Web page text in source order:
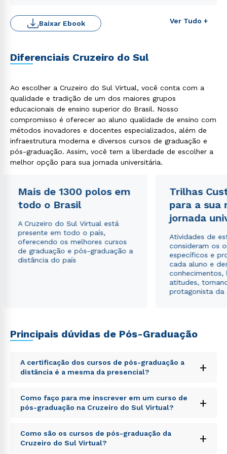
Ver Tudo +
Baixar Ebook
Diferenciais Cruzeiro do Sul
Ao escolher a Cruzeiro do Sul Virtual, você conta com a
qualidade e tradição de um dos maiores grupos
educacionais de ensino superior do Brasil. Nosso
compromisso é oferecer ao aluno qualidade de ensino com
métodos inovadores e docentes especializados, além de
infraestrutura moderna e diversos cursos de graduação e
pós-graduação. Assim, você tem a liberdade de escolher a
melhor opção para sua jornada universitária.
Mais de 1300 polos em
todo o Brasil
A Cruzeiro do Sul Virtual está
presente em todo o país,
oferecendo os melhores cursos
de graduação e pós-graduação a
distância do país
Trilhas
para a sua
jornada
Atividades de
consideram os
específicos e
cada aluno e
conhecimentos,
atitudes,
protagonista da
Principais dúvidas de Pós-Graduação
A certificação dos cursos de pós-graduação a
distância é a mesma da presencial?
+
Sed ut perspiciatis unde omnis iste natus error sit
voluptatem accusantium doloremque laudantium,
totam rem aperiam, eaque ipsa quae ab illo inventore
explicabo. Nemo enim ipsam voluptatem quia
voluptas sit aspernatur aut odit aut fugit, sed quia
Como faço para me inscrever em um curso de
pós-graduação na Cruzeiro do Sul Virtual?
+
Sed ut perspiciatis unde omnis iste natus error sit
voluptatem accusantium doloremque laudantium,
Como são os cursos de pós-graduação da
Cruzeiro do Sul Virtual?
+
Rápido e fácil
WhatsApp
ou
Estou de acordo com aPolítica de Privacidade.e
autorizo que meus dados sejam utilizados para o